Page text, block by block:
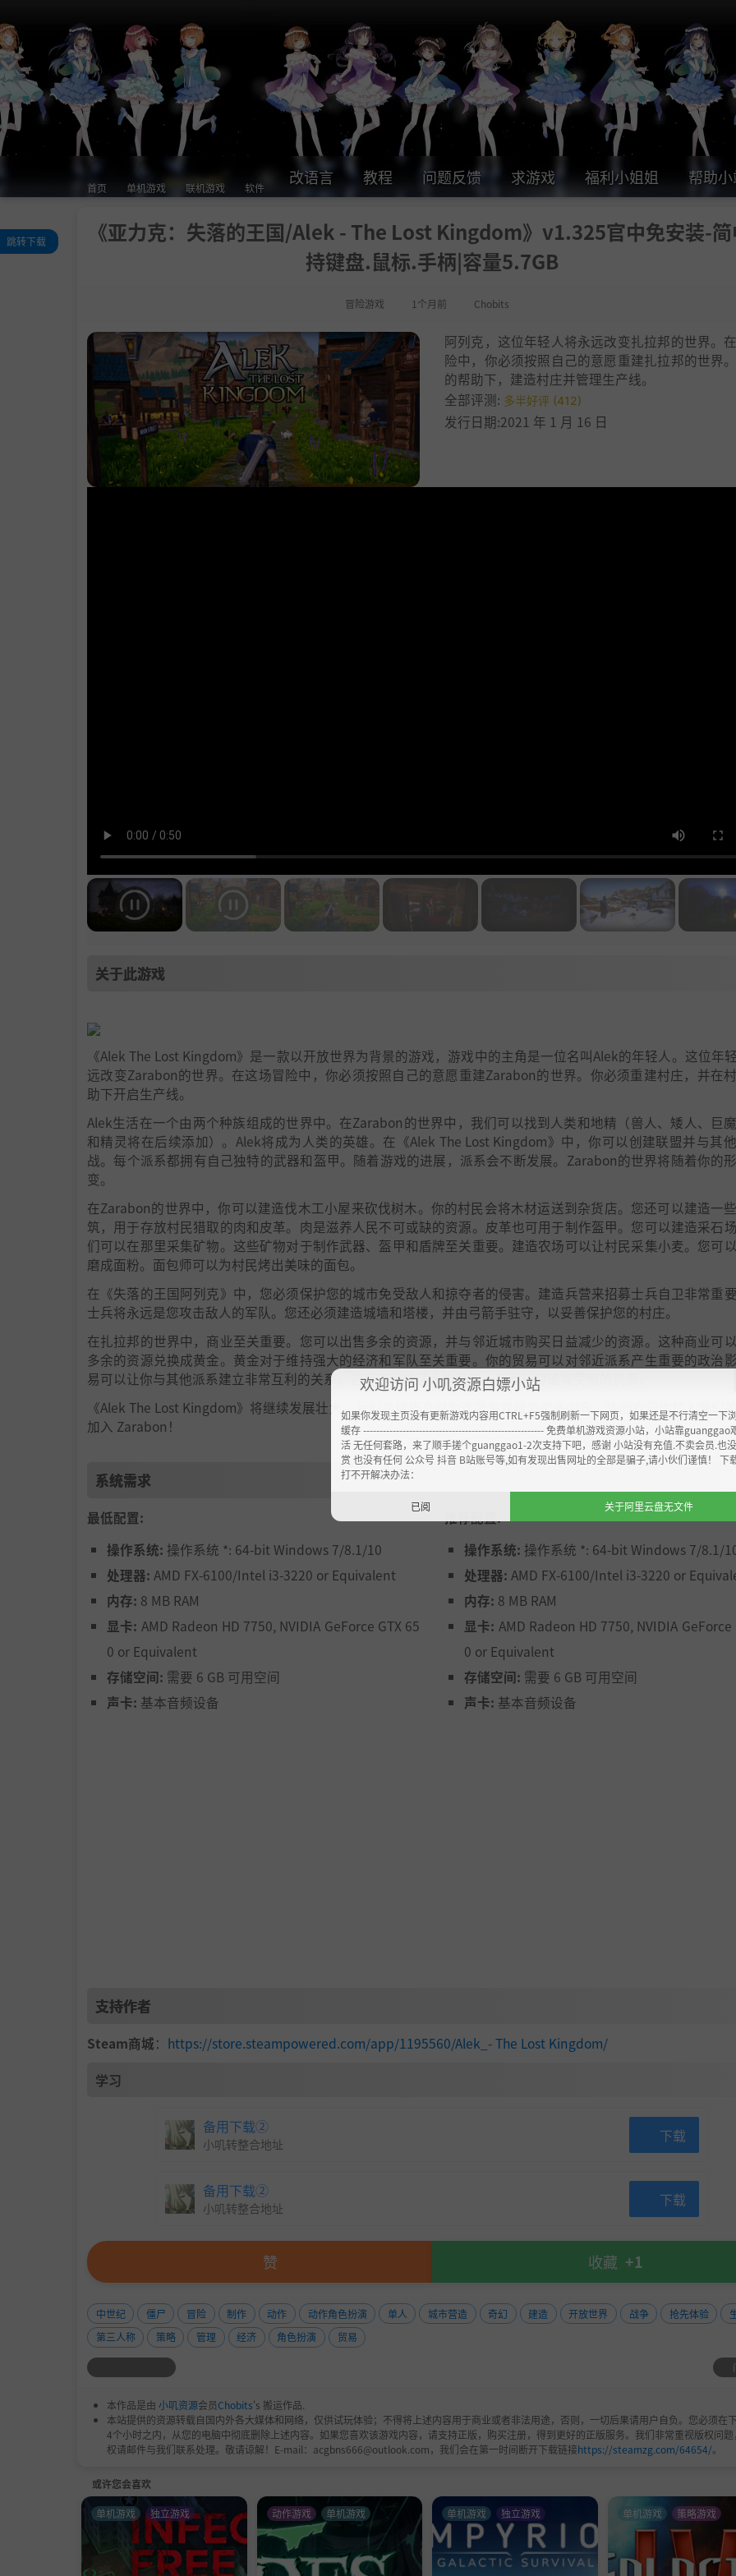
首页 单机游戏 联机游戏 软件
改语言 教程 问题反馈 求游戏 福利小姐姐 帮助
《亚力克：失落的王国/Alek - The Lost Kingdom》v1.325官中免安装-
持键盘.鼠标.手柄|容量5.7GB
冒险游戏 1个月前 Chobits
跳转下载
阿列克，这位年轻人将永远改变扎拉邦的世界。
险中，你必须按照自己的意愿重建扎拉邦的世界
的帮助下，建造村庄并管理生产线。
全部评测: 多半好评 (412)
发行日期:2021 年 1 月 16 日
关于此游戏
《Alek The Lost Kingdom》是一款以开放世界为背景的游戏，游戏中的主角是一位名叫Alek的年轻人。这位年
远改变Zarabon的世界。在这场冒险中，你必须按照自己的意愿重建Zarabon的世界。你必须重建村庄，并在
助下开启生产线。
Alek生活在一个由两个种族组成的世界中。在Zarabon的世界中，我们可以找到人类和地精（兽人、矮人、巨
和精灵将在后续添加）。Alek将成为人类的英雄。在《Alek The Lost Kingdom》中，你可以创建联盟并与其
战。每个派系都拥有自己独特的武器和盔甲。随着游戏的进展，派系会不断发展。Zarabon的世界将随着你的
变。
在Zarabon的世界中，你可以建造伐木工小屋来砍伐树木。你的村民会将木材运送到杂货店。您还可以建造一
筑，用于存放村民猎取的肉和皮革。肉是滋养人民不可或缺的资源。皮革也可用于制作盔甲。您可以建造采石
们可以在那里采集矿物。这些矿物对于制作武器、盔甲和盾牌至关重要。建造农场可以让村民采集小麦。您可
磨成面粉。面包师可以为村民烤出美味的面包。
在《失落的王国阿列克》中，您必须保护您的城市免受敌人和掠夺者的侵害。建造兵营来招募士兵自卫非常重
士兵将永远是您攻击敌人的军队。您还必须建造城墙和塔楼，并由弓箭手驻守，以妥善保护您的村庄。
在扎拉邦的世界中，商业至关重要。您可以出售多余的资源，并与邻近城市购买日益减少的资源。这种商业可
多余的资源兑换成黄金。黄金对于维持强大的经济和军队至关重要。你的贸易可以对邻近派系产生重要的政治
易可以让你与其他派系建立非常互利的关系。它可以促成强大的联盟，从而获得通常受限的资源。
《Alek The Lost Kingdom》将继续发展壮大。我们希望能及时为这款游戏增添更多内容。热烈欢迎你加入我们的
加入 Zarabon！
系统需求
最低配置:
操作系统: 操作系统 *: 64-bit Windows 7/8.1/10
处理器: AMD FX-6100/Intel i3-3220 or Equivalent
内存: 8 MB RAM
显卡: AMD Radeon HD 7750, NVIDIA GeForce GTX 65
0 or Equivalent
存储空间: 需要 6 GB 可用空间
声卡: 基本音频设备
推荐配置:
操作系统: 操作系统 *: 64-bit Windows 7/8.1/
处理器: AMD FX-6100/Intel i3-3220 or
内存: 8 MB RAM
显卡: AMD Radeon HD 7750, NVIDIA GeForce
0 or Equivalent
存储空间: 需要 6 GB 可用空间
声卡: 基本音频设备
支持作者
Steam商城： https://store.steampowered.com/app/1195560/Alek_- The Lost Kingdom/
学习
备用下载②
小叽转整合地址 下载
备用下载②
小叽转整合地址 下载
赞 收藏 +1
中世纪 僵尸 冒险 制作 动作 动作角色扮演 单人 城市营造 奇幻 建造 开放世界 战争 抢先体验
第三人称
策略 管理 经济 角色扮演 贸易
本作品是由 小叽资源会员Chobits's 搬运作品.
本站提供的资源转载自国内外各大媒体和网络，仅供试玩体验；不得将上述内容用于商业或者非法用途，否则，一切后果请用户自负。您必须在
4个小时之内，从您的电脑中彻底删除上述内容。如果您喜欢该游戏内容，请支持正版，购买注册，得到更好的正版服务。我们非常重视版权问题
权请邮件与我们联系处理。敬请谅解！E-mail：acgbns666@outlook.com，我们会在第一时间断开下载链接https://steamzg.com/64654/。
或许您会喜欢
单机游戏 独立游戏 动作游戏 单机游戏 单机游戏 独立游戏 单机游戏 策略游戏
欢迎访问 小叽资源白嫖小站
如果你发现主页没有更新游戏内容用CTRL+F5强制刷新一下网页，如果还是不行清空一下
缓存 ------------------------------------------------------- 免费单机游戏资源小站，小站靠guanggao
活 无任何套路，来了顺手搓个guanggao1-2次支持下吧，感谢 小站没有充值.不卖会员.也
赏 也没有任何 公众号 抖音 B站账号等,如有发现出售网址的全部是骗子,请小伙们谨慎！ 下
打不开解决办法：
已阅 关于阿里云盘无文件